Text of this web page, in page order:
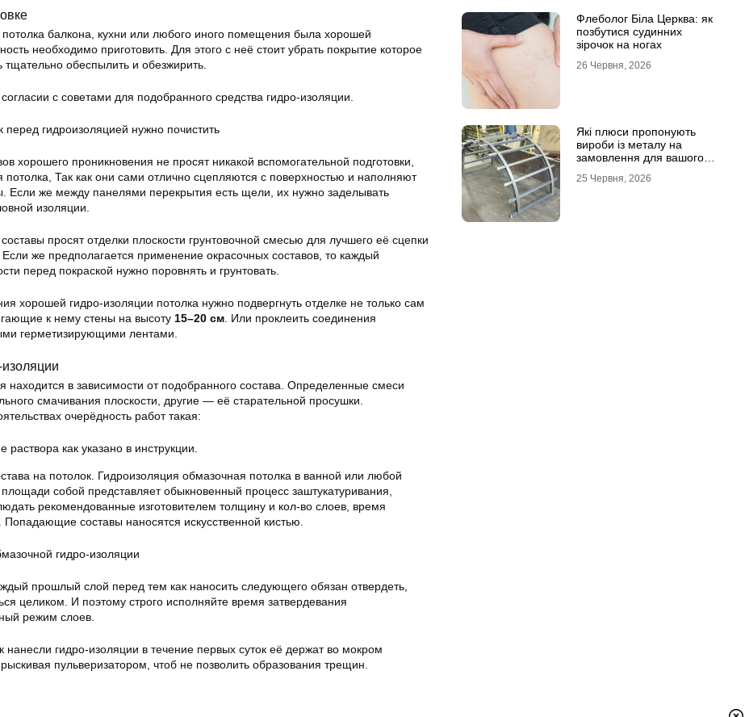
балкона, кухни или любого иного помещения была хорошей
необходимо приготовить. Для этого с неё стоит убрать покрытие которое
тщательно обеспылить и обезжирить.
с советами для подобранного средства гидро-изоляции.
перед гидроизоляцией нужно почистить
хорошего проникновения не просят никакой вспомогательной подготовки,
Так как они сами отлично сцепляются с поверхностью и наполняют
Если же между панелями перекрытия есть щели, их нужно заделывать
изоляции.
просят отделки плоскости грунтовочной смесью для лучшего её сцепки
же предполагается применение окрасочных составов, то каждый
перед покраской нужно поровнять и грунтовать.
хорошей гидро-изоляции потолка нужно подвергнуть отделке не только сам
к нему стены на высоту 15–20 см. Или проклеить соединения
герметизирующими лентами.
находится в зависимости от подобранного состава. Определенные смеси
смачивания плоскости, другие — её старательной просушки.
очерёдность работ такая:
раствора как указано в инструкции.
на потолок. Гидроизоляция обмазочная потолка в ванной или любой
собой представляет обыкновенный процесс заштукатуривания,
рекомендованные изготовителем толщину и кол-во слоев, время
Попадающие составы наносятся искусственной кистью.
гидро-изоляции
прошлый слой перед тем как наносить следующего обязан отвердеть,
целиком. И поэтому строго исполняйте время затвердевания
режим слоев.
нанесли гидро-изоляции в течение первых суток её держат во мокром
пульверизатором, чтоб не позволить образования трещин.
Флеболог Біла Церква: як
позбутися судинних
зірочок на ногах
26 Червня, 2026
Які плюси пропонують
вироби із металу на
замовлення для вашого
25 Червня, 2026